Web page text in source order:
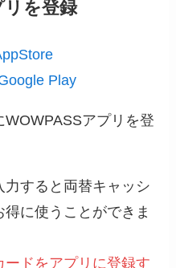
リを登録
Play
アプリを登
すると両替キャッシ
に使うことができま
ドをアプリに登録す